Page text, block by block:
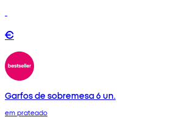
€
Garfos de sobremesa 6 un.
em prateado